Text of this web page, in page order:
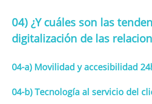
04) ¿Y cuáles son las
digitalización de las
04-a) Movilidad y accesibilidad
04-b)Tecnología al servicio del